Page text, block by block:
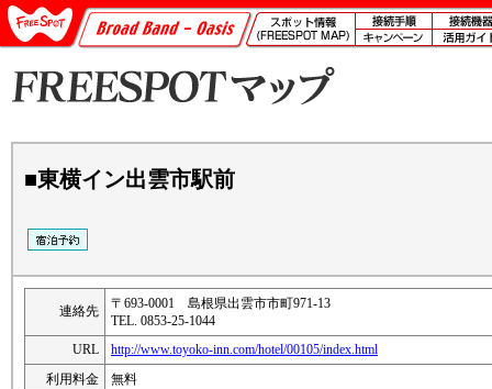
■東横イン出雲市駅前
連絡先
〒693-0001 島根県出雲市市町971-13
TEL. 0853-25-1044
URL
http://www.toyoko-inn.com/hotel/00105/index.html
利用料金
無料